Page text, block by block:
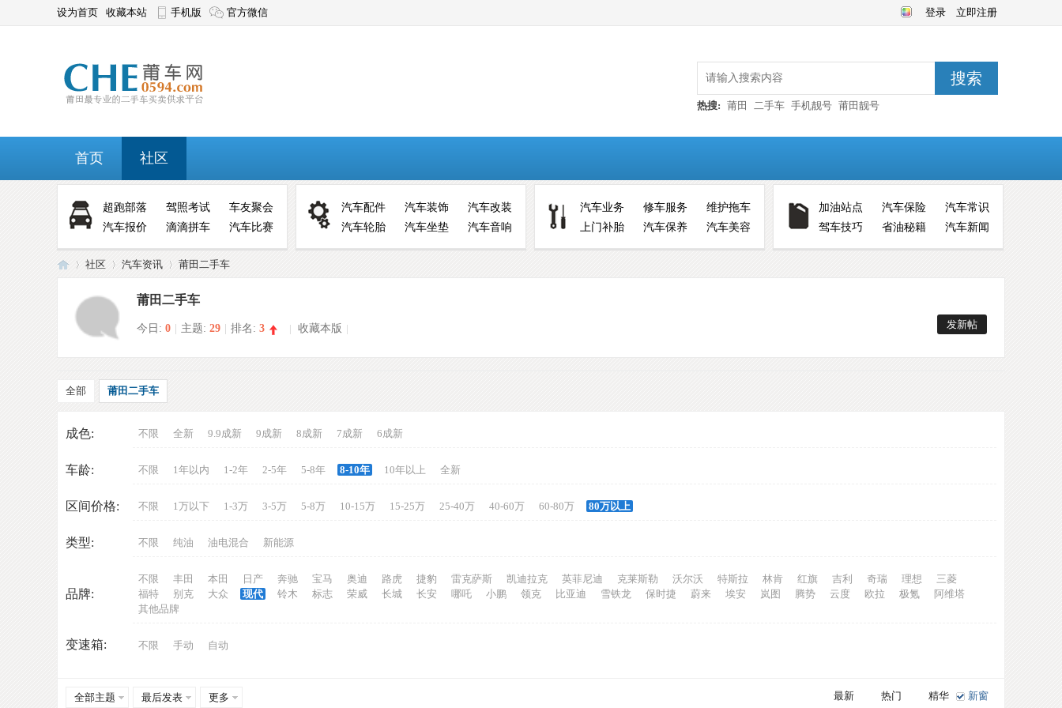
设为首页 收藏本站 手机版 官方微信 登录 立即注册
搜索
热搜: 莆田 二手车 手机靓号 莆田靓号
首页 社区
超跑部落 驾照考试
车友聚会
汽车报价
滴滴拼车 汽车比赛
汽车配件 汽车装饰
汽车改装
汽车轮胎
汽车坐垫 汽车音响
汽车业务 修车服务
维护拖车
上门补胎
汽车保养 汽车美容
加油站点 汽车保险
汽车常识
驾车技巧
省油秘籍 汽车新闻
网
社区
›
汽车资讯
›
莆田二手车
莆田二手车
今日: 0 主题: 29 排名: 3 | 收藏本版 | 发新帖
全部 莆田二手车
成色: 不限 全新 9.9成新 9成新 8成新 7成新 6成新
车龄: 不限 1年以内 1-2年 2-5年 5-8年 8-10年 10年以上 全新
区间价格: 不限 1万以下 1-3万 3-5万 5-8万 10-15万 15-25万 25-40万 40-60万 60-80万 80万以上
类型: 不限 纯油 油电混合 新能源
品牌:
不限 丰田 本田 日产 奔驰 宝马 奥迪 路虎 捷豹 雷克萨斯 凯迪拉克 英菲尼迪 克莱斯勒 沃尔沃 特斯拉 林肯 红旗 吉利 奇瑞 理想
三菱
福特
别克 大众 现代 铃木 标志 荣威 长城 长安 哪吒 小鹏 领克 比亚迪 雪铁龙 保时捷 蔚来 埃安 岚图 腾势 云度 欧拉 极氪
阿维塔
其他品牌
变速箱: 不限 手动 自动
全部主题 最后发表 更多 最新 热门 精华 新窗